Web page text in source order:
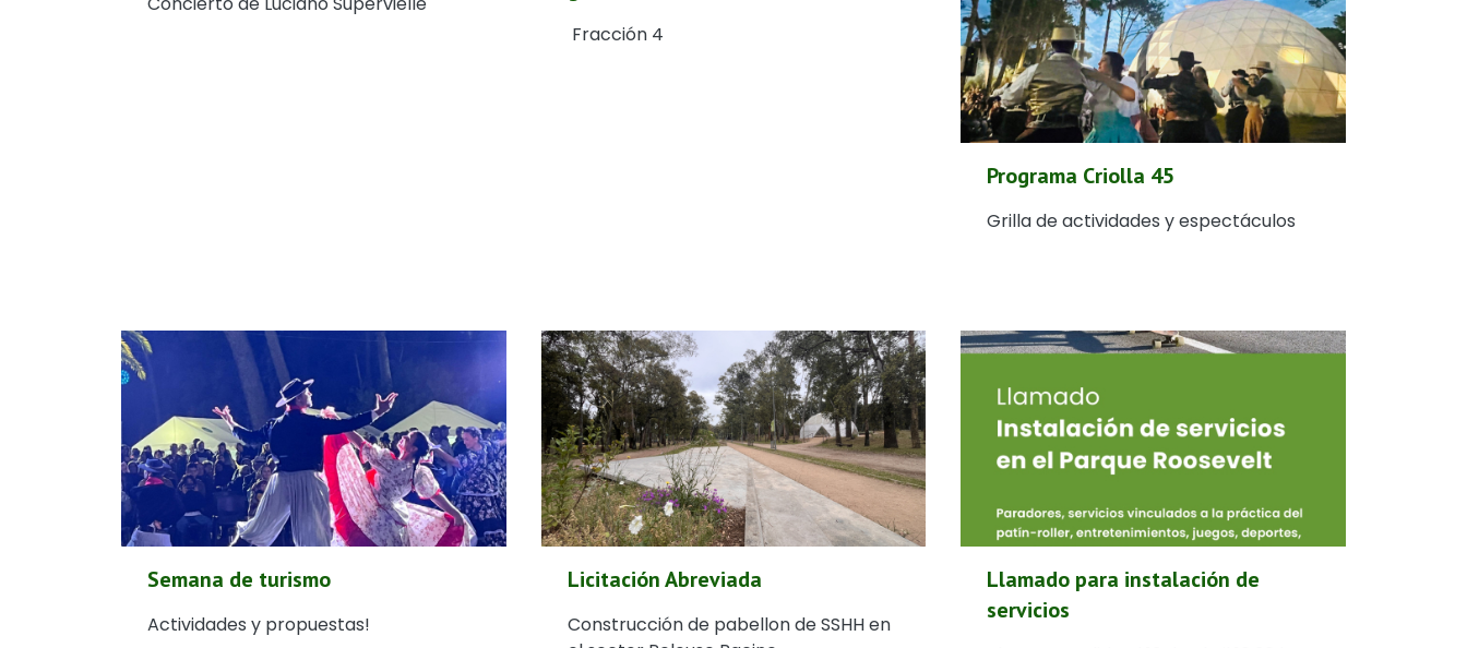
Fracción 4
Programa Criolla 45
Grilla de actividades y espectáculos
Semana de turismo
Actividades y propuestas!
Licitación Abreviada
Construcción de pabellon de SSHH en
Llamado para instalación de
servicios